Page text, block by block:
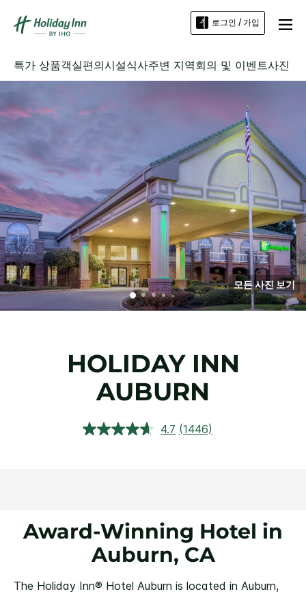
로그인 / 가입
특가 상품객실편의시설식사주변 지역회의 및 이벤트사진
모든 사진 보기
HOLIDAY INN
AUBURN
4.7 상
지
링
크.
(1446)
Award-Winning Hotel in
Auburn, CA
The Holiday Inn® Hotel Auburn is located in Auburn,